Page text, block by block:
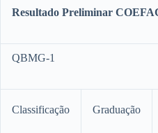
Resultado Preliminar
QBMG-1
Classificação Graduação